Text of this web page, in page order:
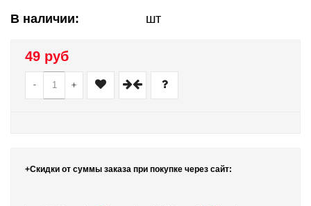
В наличии: шт
49 руб
- +
+Скидки от суммы заказа при покупке через сайт: